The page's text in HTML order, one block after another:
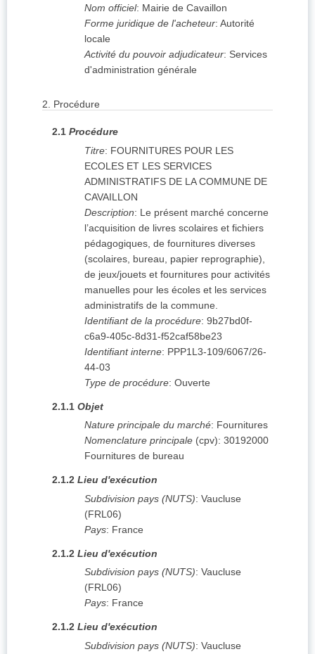
Nom officiel: Mairie de Cavaillon
Forme juridique de l'acheteur: Autorité
locale
Activité du pouvoir adjudicateur: Services
d'administration générale
2. Procédure
2.1 Procédure
Titre: FOURNITURES POUR LES
ECOLES ET LES SERVICES
ADMINISTRATIFS DE LA COMMUNE DE
CAVAILLON
Description: Le présent marché concerne
l’acquisition de livres scolaires et fichiers
pédagogiques, de fournitures diverses
(scolaires, bureau, papier reprographie),
de jeux/jouets et fournitures pour activités
manuelles pour les écoles et les services
administratifs de la commune.
Identifiant de la procédure: 9b27bd0f-
c6a9-405c-8d31-f52caf58be23
Identifiant interne: PPP1L3-109/6067/26-
44-03
Type de procédure: Ouverte
2.1.1 Objet
Nature principale du marché: Fournitures
Nomenclature principale (cpv): 30192000
Fournitures de bureau
2.1.2 Lieu d'exécution
Subdivision pays (NUTS): Vaucluse
(FRL06)
Pays: France
2.1.2 Lieu d'exécution
Subdivision pays (NUTS): Vaucluse
(FRL06)
Pays: France
2.1.2 Lieu d'exécution
Subdivision pays (NUTS): Vaucluse